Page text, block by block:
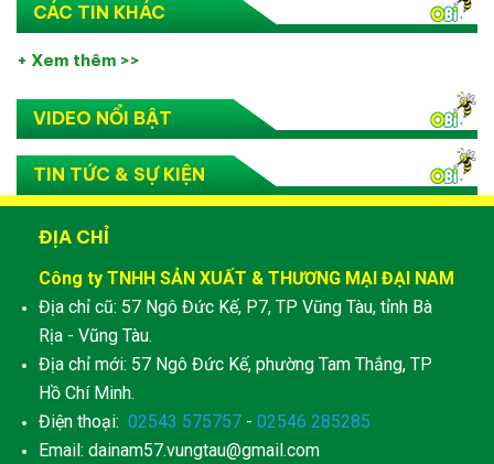
CÁC TIN KHÁC
+ Xem thêm >>
VIDEO NỔI BẬT
TIN TỨC & SỰ KIỆN
ĐỊA CHỈ
Công ty TNHH SẢN XUẤT & THƯƠNG MẠI ĐẠI NAM
Địa chỉ cũ: 57 Ngô Đức Kế, P7, TP Vũng Tàu, tỉnh Bà
Rịa - Vũng Tàu.
Địa chỉ mới: 57 Ngô Đức Kế, phường Tam Thắng, TP
Hồ Chí Minh.
Điện thoại: 02543 575757 - 02546 285285
Email: dainam57.vungtau@gmail.com